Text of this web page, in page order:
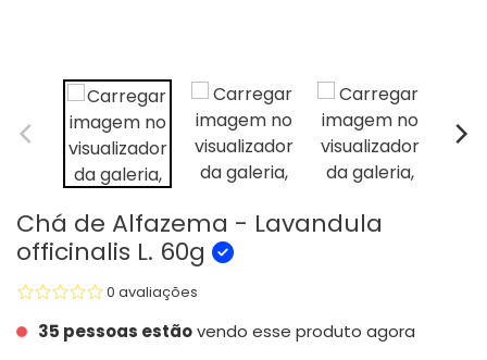
Chá de Alfazema - Lavandula
officinalis L. 60g
0 avaliações
35 pessoas estãovendo esse produto agora